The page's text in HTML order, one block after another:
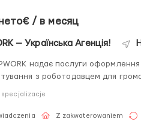
/ в месяц
— Українська Агенція!
надає послуги
з роботодавцем для громадянинів України! 📩
specjalizacje
Z zakwaterowaniem